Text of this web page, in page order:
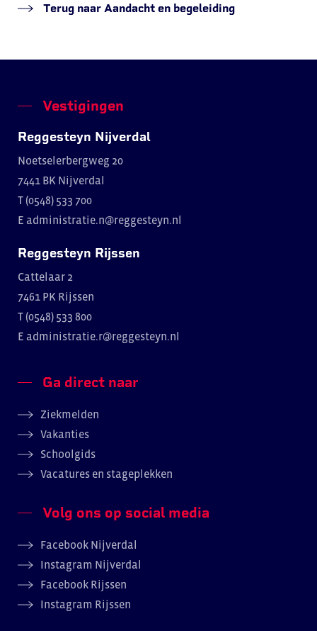
Terug naar Aandacht en begeleiding
Vestigingen
Reggesteyn Nijverdal
Noetselerbergweg 20
7441 BK Nijverdal
T (0548) 533 700
E administratie.n@reggesteyn.nl
Reggesteyn Rijssen
Cattelaar 2
7461 PK Rijssen
T (0548) 533 800
E administratie.r@reggesteyn.nl
Ga direct naar
Ziekmelden
Vakanties
Schoolgids
Vacatures en stageplekken
Volg ons op social media
Facebook Nijverdal
Instagram Nijverdal
Facebook Rijssen
Instagram Rijssen